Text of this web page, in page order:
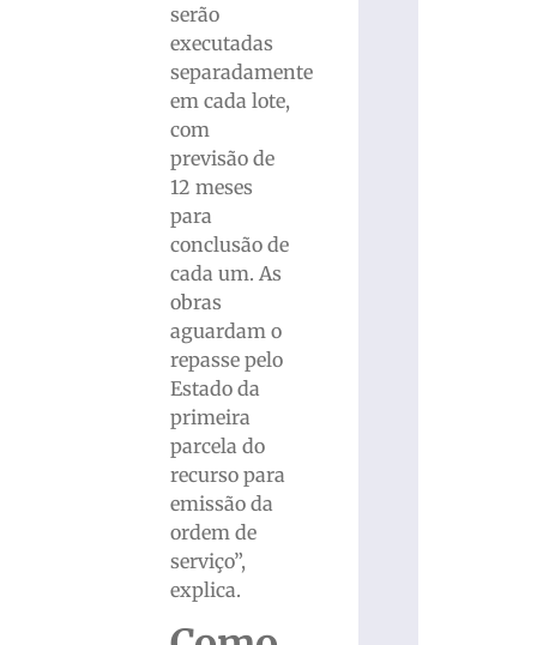
serão
executadas
separadamente
em cada lote,
com
previsão de
12 meses
para
conclusão de
cada um. As
obras
aguardam o
repasse pelo
Estado da
primeira
parcela do
recurso para
emissão da
ordem de
serviço”,
explica.